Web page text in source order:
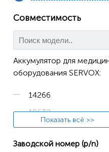
Совместимость
Аккумулятор для
оборудования SERVOX:
14266
19632
D45N7
Digital XL Speech
Показать всё >>
Заводской номер (p/n)